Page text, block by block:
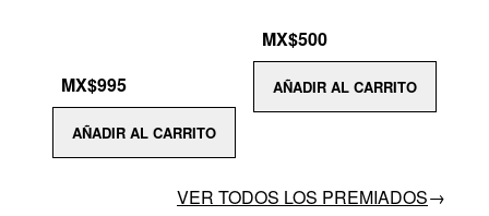
MX$995
AÑADIR AL CARRITO
MX$500
AÑADIR AL CARRITO
VER TODOS LOS PREMIADOS→